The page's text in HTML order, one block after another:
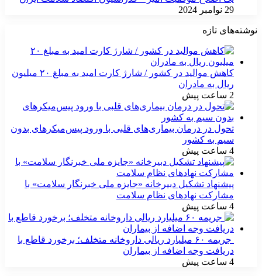
29 نوامبر 2024
نوشته‌های تازه
کاهش موالید در کشور / شارژ کارت امید به مبلغ ۲۰ میلیون
ریال به مادران
2 ساعت پیش
تحول در درمان بیماری‌های قلبی با ورود پیس‌میکرهای بدون
سیم به کشور
4 ساعت پیش
پیشنهاد تشکیل دبیرخانه «جایزه ملی خبرنگار سلامت» با
مشارکت نهادهای نظام سلامت
4 ساعت پیش
جریمه ۶۰ میلیارد ریالی داروخانه متخلف؛ برخورد قاطع با
دریافت وجه اضافه از بیماران
4 ساعت پیش